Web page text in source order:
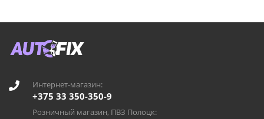
Интернет-магазин:
+375 33 350-350-9
Розничный магазин, ПВЗ Полоцк: